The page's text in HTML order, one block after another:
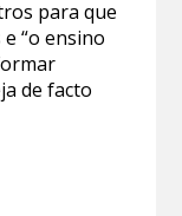
para que
“o ensino
de facto